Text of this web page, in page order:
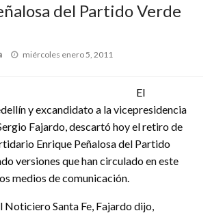
del Partido Verde
Publicado
miércoles enero 5, 2011
El
y excandidato a la vicepresidencia
Fajardo, descartó hoy el retiro de
Enrique Peñalosa del Partido
versiones que han circulado en este
medios de comunicación.
Noticiero Santa Fe, Fajardo dijo,